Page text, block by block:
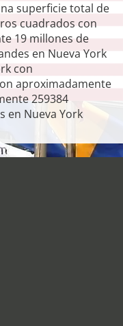
superficie total de
cuadrados con
19 millones de
en Nueva York
con
aproximadamente
259384
en Nueva York